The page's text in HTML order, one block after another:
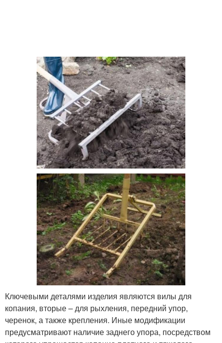
Ключевыми деталями изделия являются вилы для
копания, вторые – для рыхления, передний упор,
черенок, а также крепления. Иные модификации
предусматривают наличие заднего упора, посредством